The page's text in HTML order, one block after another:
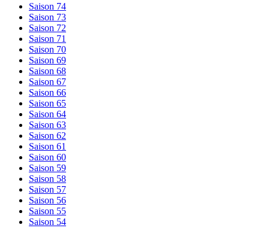
Saison 74
Saison 73
Saison 72
Saison 71
Saison 70
Saison 69
Saison 68
Saison 67
Saison 66
Saison 65
Saison 64
Saison 63
Saison 62
Saison 61
Saison 60
Saison 59
Saison 58
Saison 57
Saison 56
Saison 55
Saison 54